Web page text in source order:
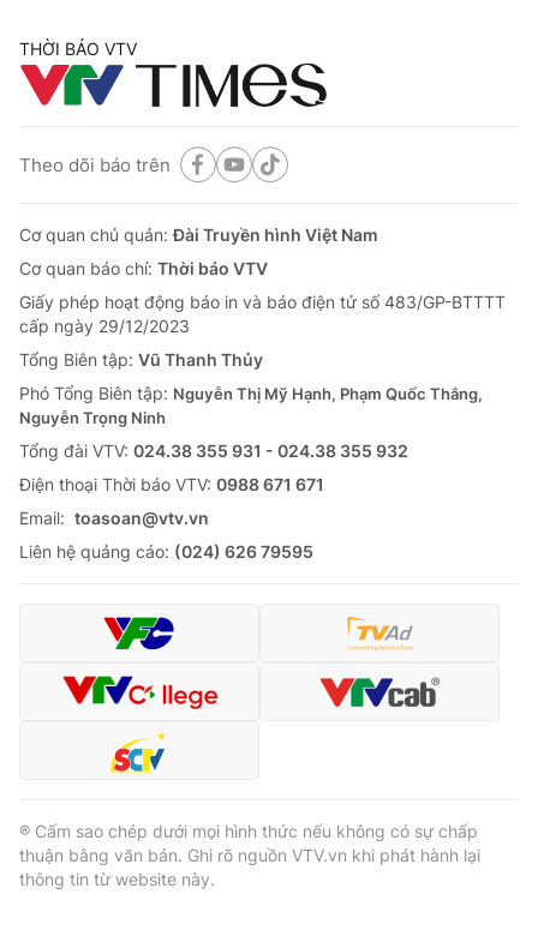
Liên hệ tòa soạn English
Theo dõi báo trên
Cơ quan chủ quản: Đài Truyền hình Việt Nam
Cơ quan báo chí:Thời báo VTV
Giấy phép hoạt động báo in và báo điện tử số 483/GP-BTTTT
cấp ngày 29/12/2023
Tổng Biên tập:Vũ Thanh Thủy
Phó Tổng Biên tập: Nguyễn Thị Mỹ Hạnh, Phạm Quốc Thắng,
Ðiện thoại Thời báo VTV:
Email:toasoan@vtv.vn
Liên hệ quảng cáo:024-7300.7108
THỜI BÁO VTV
Theo dõi báo trên
Cơ quan chủ quản:Đài Truyền hình Việt Nam
Cơ quan báo chí: Thời báo VTV
Giấy phép hoạt động báo in và báo điện tử số 483/GP-BTTTT
cấp ngày 29/12/2023
Tổng Biên tập: Vũ Thanh Thủy
Phó Tổng Biên tập: Nguyễn Thị Mỹ Hạnh, Phạm Quốc Thắng,
Nguyễn Trọng Ninh
Tổng đài VTV: 024.38 355 931 - 024.38 355 932
Ðiện thoại Thời báo VTV: 0988 671 671
Email: toasoan@vtv.vn
Liên hệ quảng cáo: (024) 626 79595
® Cấm sao chép dưới mọi hình thức nếu không có sự chấp
thuận bằng văn bản. Ghi rõ nguồn VTV.vn khi phát hành lại
thông tin từ website này.